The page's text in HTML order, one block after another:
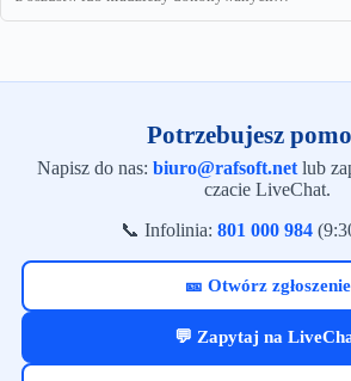
Potrzebujesz
Napisz do nas: biuro@rafsoft.net lub
czacie LiveChat.
📞 Infolinia: 801 000 984
🎫 Otwórz zgłoszenie
💬 Zapytaj na